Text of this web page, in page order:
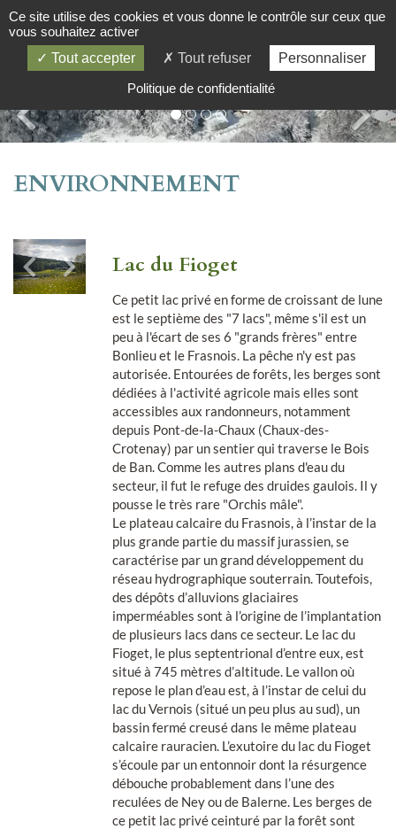
ENVIRONNEMENT
Lac du Fioget
Ce petit lac privé en forme de croissant de lune
est le septième des "7 lacs", même s'il est un
peu à l'écart de ses 6 "grands frères" entre
Bonlieu et le Frasnois. La pêche n'y est pas
autorisée. Entourées de forêts, les berges sont
dédiées à l'activité agricole mais elles sont
accessibles aux randonneurs, notamment
depuis Pont-de-la-Chaux (Chaux-des-
Crotenay) par un sentier qui traverse le Bois
de Ban. Comme les autres plans d'eau du
secteur, il fut le refuge des druides gaulois. Il y
pousse le très rare "Orchis mâle".
Le plateau calcaire du Frasnois, à l’instar de la
plus grande partie du massif jurassien, se
caractérise par un grand développement du
réseau hydrographique souterrain. Toutefois,
des dépôts d’alluvions glaciaires
imperméables sont à l’origine de l’implantation
de plusieurs lacs dans ce secteur. Le lac du
Fioget, le plus septentrional d’entre eux, est
situé à 745 mètres d’altitude. Le vallon où
repose le plan d’eau est, à l’instar de celui du
lac du Vernois (situé un peu plus au sud), un
bassin fermé creusé dans le même plateau
calcaire rauracien. L’exutoire du lac du Fioget
s’écoule par un entonnoir dont la résurgence
débouche probablement dans l’une des
reculées de Ney ou de Balerne. Les berges de
ce petit lac privé ceinturé par la forêt sont
Ce site utilise des cookies et vous donne le contrôle sur ceux que
vous souhaitez activer
Tout accepter
Tout refuser
Personnaliser
Politique de confidentialité